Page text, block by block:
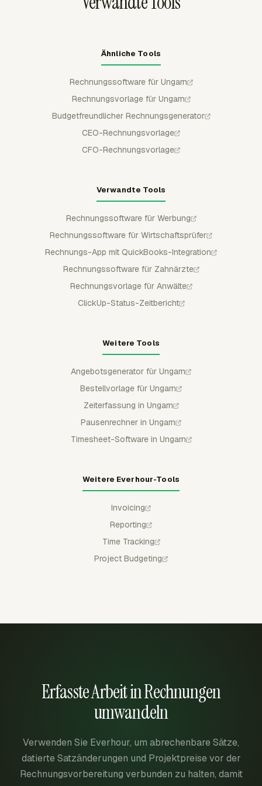
Ähnliche Tools
Rechnungssoftware für Ungarn
Rechnungsvorlage für Ungarn
Budgetfreundlicher Rechnungsgenerator
CEO-Rechnungsvorlage
CFO-Rechnungsvorlage
Verwandte Tools
Rechnungssoftware für Werbung
Rechnungssoftware für Wirtschaftsprüfer
Rechnungs-App mit QuickBooks-Integration
Rechnungssoftware für Zahnärzte
Rechnungsvorlage für Anwälte
ClickUp-Status-Zeitbericht
Weitere Tools
Angebotsgenerator für Ungarn
Bestellvorlage für Ungarn
Zeiterfassung in Ungarn
Pausenrechner in Ungarn
Timesheet-Software in Ungarn
Weitere Everhour-Tools
Invoicing
Reporting
Time Tracking
Project Budgeting
Erfasste Arbeit in Rechnungen
umwandeln
Verwenden Sie Everhour, um abrechenbare Sätze,
datierte Satzänderungen und Projektpreise vor der
Rechnungsvorbereitung verbunden zu halten, damit